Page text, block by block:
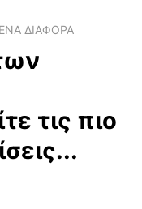
ΔΙΑΦΟΡΑ
τις πιο